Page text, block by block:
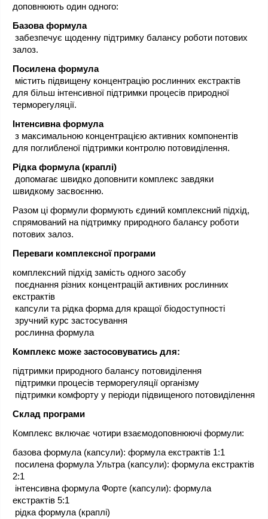
доповнюють один одного:
Базова формула
залоз.
Посилена формула
для більш інтенсивної підтримки процесів природної
терморегуляції.
Інтенсивна формула
для поглибленої підтримки контролю потовиділення.
Рідка формула (краплі)
швидкому засвоєнню.
Разом ці формули формують єдиний комплексний підхід,
спрямований на підтримку природного балансу роботи
потових залоз.
Переваги комплексної програми
комплексний підхід замість одного засобу
екстрактів
капсули та рідка форма для кращої біодоступності
зручний курс застосування
рослинна формула
Комплекс може застосовуватись для:
підтримки природного балансу потовиділення
підтримки процесів терморегуляції організму
підтримки комфорту у періоди підвищеного потовиділення
Склад програми
Комплекс включає чотири взаємодоповнюючі формули:
базова формула (капсули): формула екстрактів 1:1
2:1
екстрактів 5:1
рідка формула (краплі)